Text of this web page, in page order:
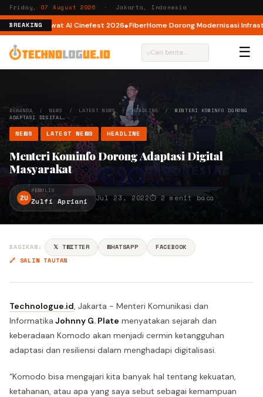
Friday, 07 August 2026 · Jakarta, Indonesia
BREAKINGAI lewat AI Cinefest 2026 FiberHome Dorong Modernisasi
⌕ ☰
BERANDA / NEWS / LATEST NEWS/HEADLINE /MENTERI KOMINFO DORONG
ADAPTASI DIGITAL…
NEWS LATEST NEWS HEADLINE
Menteri Kominfo Dorong Adaptasi Digital
Masyarakat
ZU
PENULIS
Zulfi Apriani Jul 23, 2022⏱ 2 menit baca
BAGIKAN: 𝕏 TWITTER WHATSAPP
FACEBOOK
🔗 SALIN TAUTAN
Technologue.id, Jakarta - Menteri Komunikasi dan
Informatika Johnny G. Plate menyatakan sejarah dan
keberadaan Komodo akan menjadi cermin ketangguhan
adaptasi dan resiliensi dalam menghadapi digitalisasi.
“Komodo bisa mengajari kita banyak hal tentang kekuatan,
ketahanan, atau apa yang saya sebut sebagai kemampuan